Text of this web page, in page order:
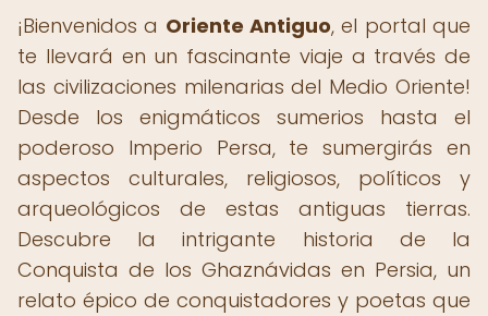
¡Bienvenidos a Oriente Antiguo, el portal que
te llevará en un fascinante viaje a través de
las civilizaciones milenarias del Medio Oriente!
Desde los enigmáticos sumerios hasta el
poderoso Imperio Persa, te sumergirás en
aspectos culturales, religiosos, políticos y
arqueológicos de estas antiguas tierras.
Descubre la intrigante historia de la
Conquista de los Ghaznávidas en Persia, un
relato épico de conquistadores y poetas que